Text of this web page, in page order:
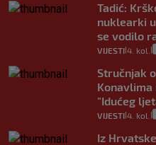
Tadić:
nuklearki
se vodilo
VIJESTI 4. kol.
Stručnjak
Konavlima
"Idućeg
VIJESTI 4. kol.
Iz